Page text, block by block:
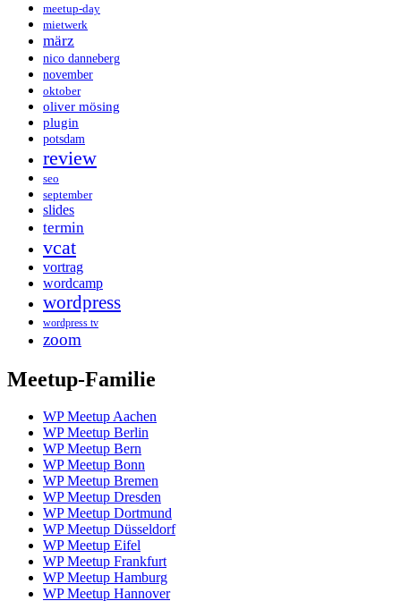
meetup-day
mietwerk
märz
nico danneberg
november
oktober
oliver mösing
plugin
potsdam
review
seo
september
slides
termin
vcat
vortrag
wordcamp
wordpress
wordpress tv
zoom
Meetup-Familie
WP Meetup Aachen
WP Meetup Berlin
WP Meetup Bern
WP Meetup Bonn
WP Meetup Bremen
WP Meetup Dresden
WP Meetup Dortmund
WP Meetup Düsseldorf
WP Meetup Eifel
WP Meetup Frankfurt
WP Meetup Hamburg
WP Meetup Hannover